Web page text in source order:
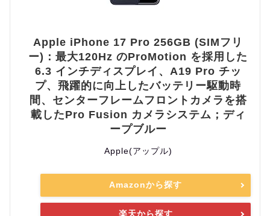
Apple iPhone 17 Pro 256GB (SIMフリ
ー)：最大120Hz のProMotion を採用した
6.3 インチディスプレイ、A19 Pro チッ
プ、飛躍的に向上したバッテリー駆動時
間、センターフレームフロントカメラを搭
載したPro Fusion カメラシステム；ディ
ープブルー
Apple(アップル)
Amazonから探す
楽天から探す